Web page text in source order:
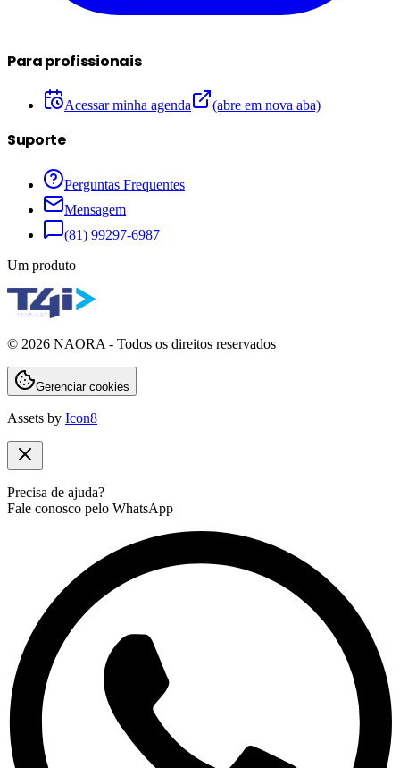
Para profissionais
Acessar minha agenda (abre em nova aba)
Suporte
Perguntas Frequentes
Mensagem
(81) 99297-6987
Um produto
© 2026 NAORA - Todos os direitos reservados
Gerenciar cookies
Assets by Icon8
Precisa de ajuda?
Fale conosco pelo WhatsApp